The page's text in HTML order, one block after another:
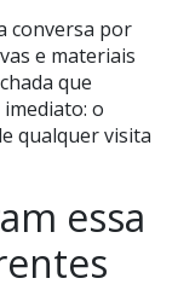
conversa por
e materiais
que
o
qualquer visita
essa